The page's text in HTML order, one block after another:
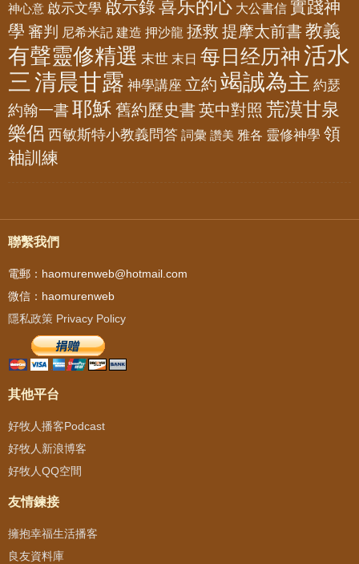
神心意 啟示文學 啟示錄喜乐的心 大公書信 實踐神
學 審判 尼希米記 建造 押沙龍 拯救 提摩太前書 教義
有聲靈修精選 末世 末日 每日经历神活水
三 清晨甘露 神學講座 立約 竭誠為主 約瑟
約翰一書耶穌 舊約歷史書 英中對照 荒漠甘泉
樂侶 西敏斯特小教義問答 詞彙 讚美 雅各 靈修神學 領
袖訓練
聯繫我們
電郵：haomurenweb@hotmail.com
微信：haomurenweb
隱私政策 Privacy Policy
其他平台
好牧人播客Podcast
好牧人新浪博客
好牧人QQ空間
友情鍊接
擁抱幸福生活播客
良友資料庫